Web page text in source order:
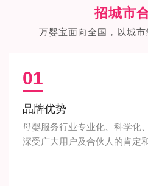
招城市
万婴宝面向全国，以城
01
品牌优势
母婴服务行业专业化、科学化
深受广大用户及合伙人的肯定